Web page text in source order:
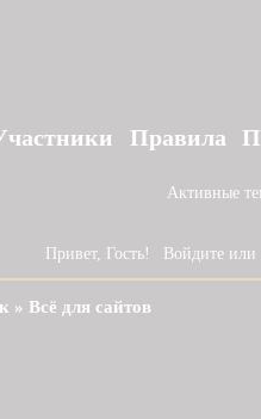
Правила
Активные
Привет, Гость! Войдите или
»Всё для сайтов